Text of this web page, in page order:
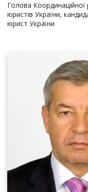
Голова
юристів України,
юрист України